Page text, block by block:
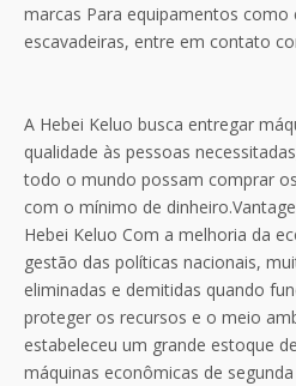
marcas Para equipamentos como
escavadeiras, entre em contato
A Hebei Keluo busca entregar
qualidade às pessoas
todo o mundo possam comprar
com o mínimo de
Hebei Keluo Com a melhoria da
gestão das políticas nacionais,
eliminadas e demitidas quando
proteger os recursos e o meio
estabeleceu um grande estoque
máquinas econômicas de